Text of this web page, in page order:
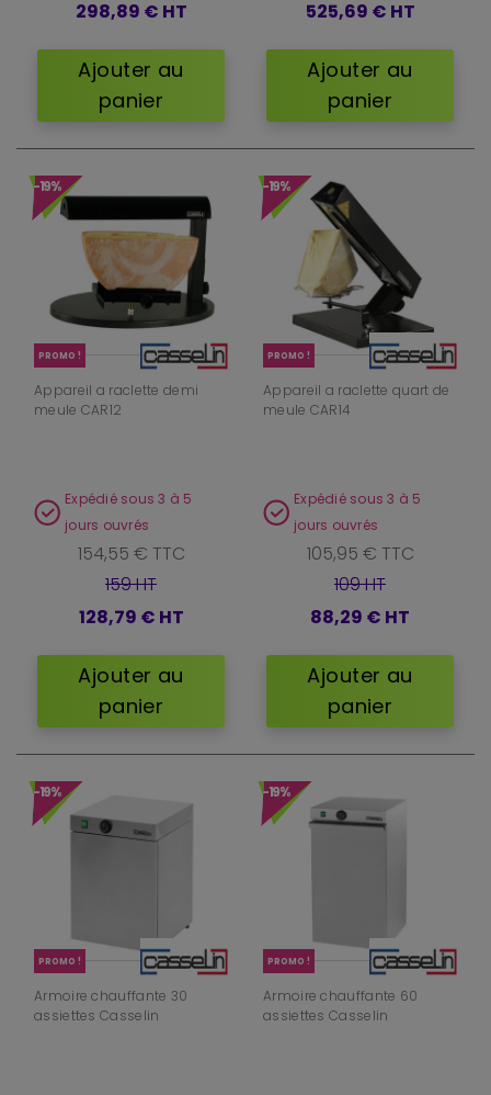
298,89 € HT
Ajouter au
panier
525,69 € HT
Ajouter au
panier
-19%
PROMO !
Appareil a raclette demi
meule CAR12
Expédié sous 3 à 5
jours ouvrés
154,55 € TTC
159 HT
128,79 € HT
Ajouter au
panier
-19%
PROMO !
Appareil a raclette quart de
meule CAR14
Expédié sous 3 à 5
jours ouvrés
105,95 € TTC
109 HT
88,29 € HT
Ajouter au
panier
-19%
PROMO !
Armoire chauffante 30
assiettes Casselin
-19%
PROMO !
Armoire chauffante 60
assiettes Casselin